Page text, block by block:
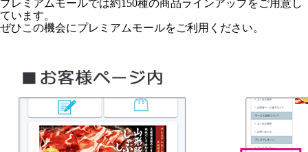
プレミアムモールでは約150種の商品ラインアップをご用意し
ています。
ぜひこの機会にプレミアムモールをご利用ください。